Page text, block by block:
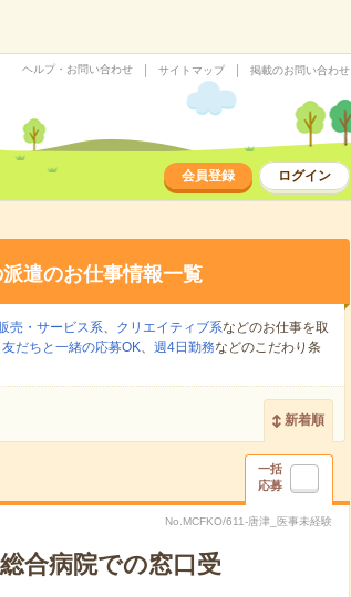
ヘルプ・お問い合わせ サイトマップ 掲載のお問い合わせ
会員登録 ログイン
遣のお仕事情報一覧
売・サービス系、 クリエイティブ系などのお仕事を取
友だちと一緒の応募OK、 週4日勤務などのこだわり条
新着順
一括
応募
No.MCFKO/611-唐津_医事未経験
合病院での窓口受